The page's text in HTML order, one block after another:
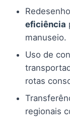
eficiência
manuseio.
Uso de
rotas
regionais